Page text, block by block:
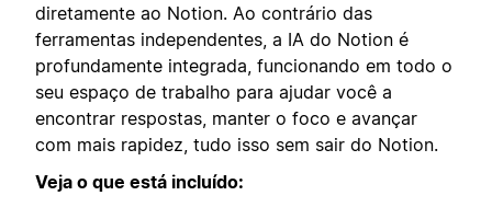
diretamente ao Notion. Ao contrário das
ferramentas independentes, a IA do Notion é
profundamente integrada, funcionando em todo o
seu espaço de trabalho para ajudar você a
encontrar respostas, manter o foco e avançar
com mais rapidez, tudo isso sem sair do Notion.
Veja o que está incluído: